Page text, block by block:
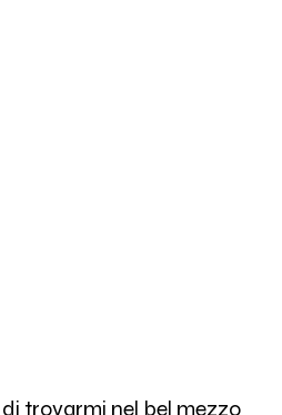
trovarmi nel bel mezzo